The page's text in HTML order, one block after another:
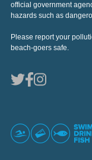
official government
hazards such as
Please report your
beach-goers safe.